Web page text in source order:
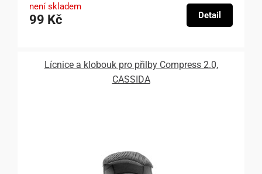
není skladem
99 Kč Detail
Lícnice a klobouk pro přilby Compress 2.0,
CASSIDA